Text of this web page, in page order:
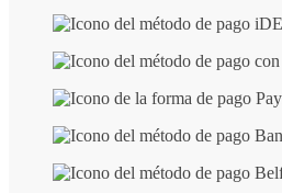
Howlite
(facetas)
cuentas
número